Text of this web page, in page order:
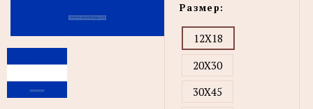
Размер:
12X18
20X30
30X45